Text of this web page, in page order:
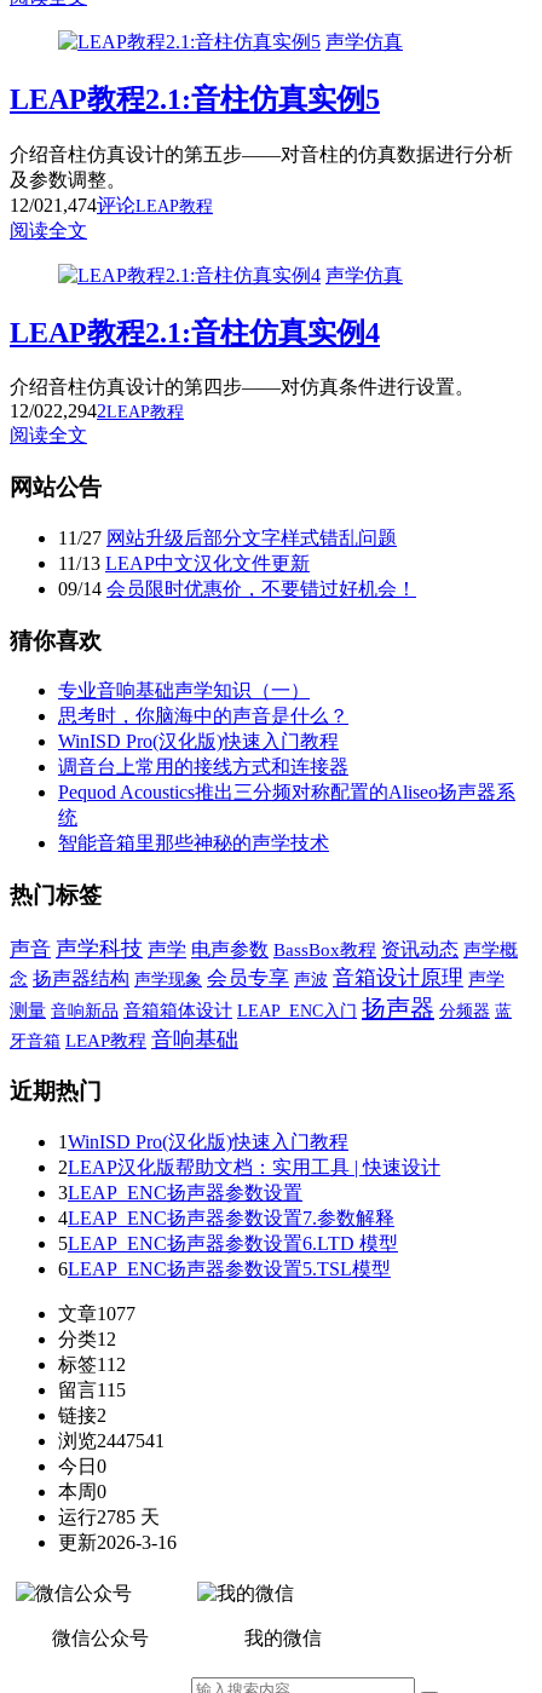
声学仿真
LEAP教程2.1:音柱仿真实例5
介绍音柱仿真设计的第五步——对音柱的仿真数据进行分析
及参数调整。
12/021,474评论LEAP教程
阅读全文
声学仿真
LEAP教程2.1:音柱仿真实例4
介绍音柱仿真设计的第四步——对仿真条件进行设置。
12/022,2942LEAP教程
阅读全文
网站公告
11/27 网站升级后部分文字样式错乱问题
11/13 LEAP中文汉化文件更新
09/14 会员限时优惠价，不要错过好机会！
猜你喜欢
专业音响基础声学知识（一）
思考时，你脑海中的声音是什么？
WinISD Pro(汉化版)快速入门教程
调音台上常用的接线方式和连接器
Pequod Acoustics推出三分频对称配置的Aliseo扬声器系
统
智能音箱里那些神秘的声学技术
热门标签
声音 声学科技 声学 电声参数 BassBox教程 资讯动态 声学概
念 扬声器结构 声学现象 会员专享 声波 音箱设计原理 声学
测量 音响新品 音箱箱体设计 LEAP_ENC入门 扬声器 分频器 蓝
牙音箱 LEAP教程 音响基础
近期热门
1WinISD Pro(汉化版)快速入门教程
2LEAP汉化版帮助文档：实用工具 | 快速设计
3LEAP_ENC扬声器参数设置
4LEAP_ENC扬声器参数设置7.参数解释
5LEAP_ENC扬声器参数设置6.LTD 模型
6LEAP_ENC扬声器参数设置5.TSL模型
文章1077
分类12
标签112
留言115
链接2
浏览2447541
今日 0
本周0
运行2785 天
更新2026-3-16
微信公众号 我的微信